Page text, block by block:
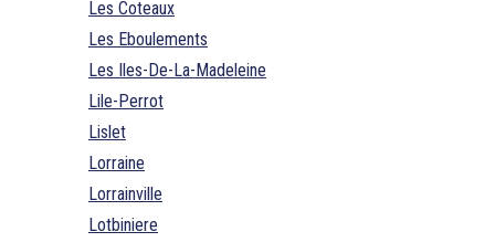
Les Coteaux
Les Eboulements
Les Iles-De-La-Madeleine
Lile-Perrot
Lislet
Lorraine
Lorrainville
Lotbiniere